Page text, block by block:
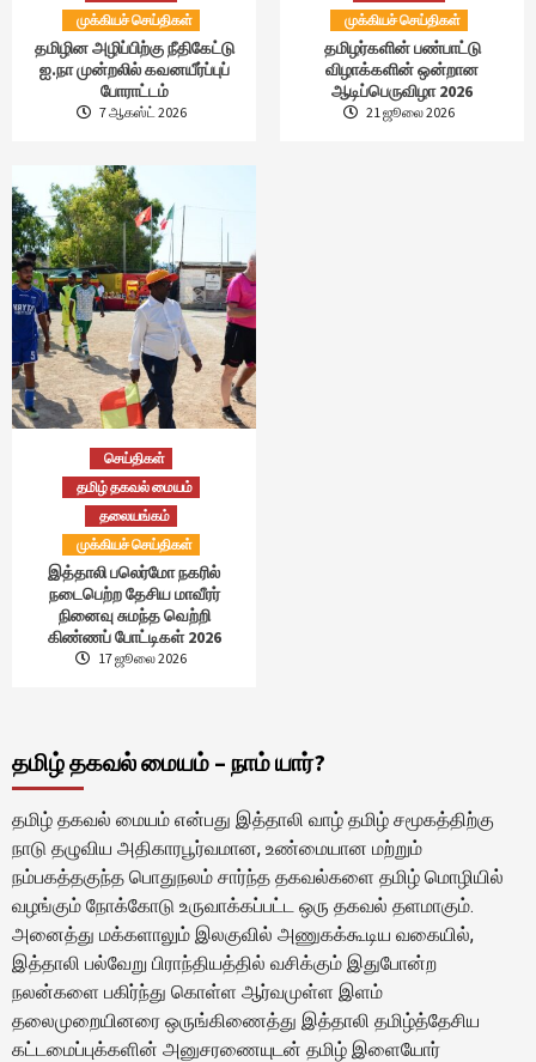
முக்கியச் செய்திகள்
தமிழின அழிப்பிற்கு நீதிகேட்டு
ஐ.நா முன்றலில் கவனயீர்ப்புப்
போராட்டம்
7 ஆகஸ்ட் 2026
முக்கியச் செய்திகள்
தமிழர்களின் பண்பாட்டு
விழாக்களின் ஒன்றான
ஆடிப்பெருவிழா 2026
21 ஜூலை 2026
செய்திகள்
தமிழ் தகவல் மையம்
தலையங்கம்
முக்கியச் செய்திகள்
இத்தாலி பலெர்மோ நகரில்
நடைபெற்ற தேசிய மாவீரர்
நினைவு சுமந்த வெற்றி
கிண்ணப் போட்டிகள் 2026
17 ஜூலை 2026
தமிழ் தகவல் மையம் – நாம் யார்?
தமிழ் தகவல் மையம் என்பது இத்தாலி வாழ் தமிழ் சமூகத்திற்கு
நாடு தழுவிய அதிகாரபூர்வமான, உண்மையான மற்றும்
நம்பகத்தகுந்த பொதுநலம் சார்ந்த தகவல்களை தமிழ் மொழியில்
வழங்கும் நோக்கோடு உருவாக்கப்பட்ட ஒரு தகவல் தளமாகும்.
அனைத்து மக்களாலும் இலகுவில் அணுகக்கூடிய வகையில்,
இத்தாலி பல்வேறு பிராந்தியத்தில் வசிக்கும் இதுபோன்ற
நலன்களை பகிர்ந்து கொள்ள ஆர்வமுள்ள இளம்
தலைமுறையினரை ஒருங்கிணைத்து இத்தாலி தமிழ்த்தேசிய
கட்டமைப்புக்களின் அனுசரணையுடன் தமிழ் இளையோர்